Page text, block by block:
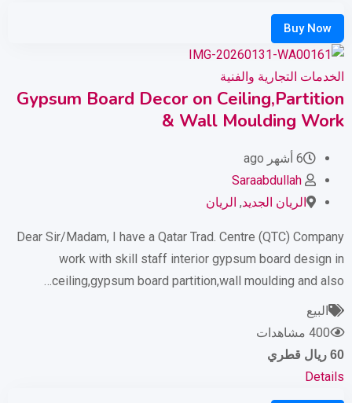
الخدمات التجارية والفنية
Gypsum Board Decor on Ceiling,Partition
& Wall Moulding Work
6 أشهر ago
Saraabdullah
الريان الجديد, الريان
Dear Sir/Madam, I have a Qatar Trad. Centre (QTC) Company
work with skill staff interior gypsum board design in
ceiling,gypsum board partition,wall moulding and also…
البيع
400 مشاهدات
60 ريال قطري
Details